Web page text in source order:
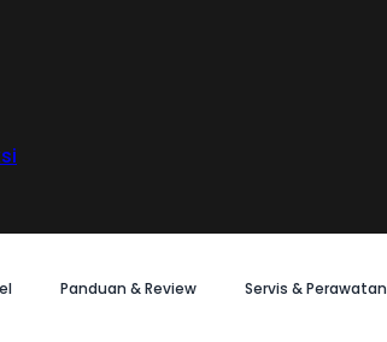
Panduan & Review Servis & Perawatan